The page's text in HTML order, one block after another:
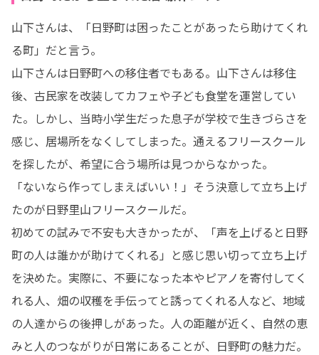
山下さんは、「日野町は困ったことがあったら助けてくれ
る町」だと言う。
山下さんは日野町への移住者でもある。山下さんは移住
後、古民家を改装してカフェや子ども食堂を運営してい
た。しかし、当時小学生だった息子が学校で生きづらさを
感じ、居場所をなくしてしまった。通えるフリースクール
を探したが、希望に合う場所は見つからなかった。
「ないなら作ってしまえばいい！」そう決意して立ち上げ
たのが日野里山フリースクールだ。
初めての試みで不安も大きかったが、「声を上げると日野
町の人は誰かが助けてくれる」と感じ思い切って立ち上げ
を決めた。実際に、不要になった本やピアノを寄付してく
れる人、畑の収穫を手伝ってと誘ってくれる人など、地域
の人達からの後押しがあった。人の距離が近く、自然の恵
みと人のつながりが日常にあることが、日野町の魅力だ。